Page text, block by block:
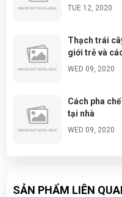
TUE 12, 2020
Thạch trái
giới trẻ và
WED 09, 2020
Cách pha
tại nhà
WED 09, 2020
WED 09, 2020
SẢN PHẨM LIÊN